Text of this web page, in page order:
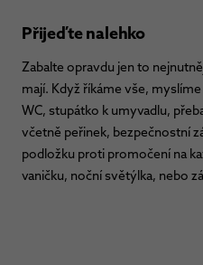
Přijeďte nalehko
Zabalte opravdu jen to
mají. Když říkáme vše,
WC, stupátko k umyvadlu,
včetně peřinek, bezpečnostní
podložku proti promočení na
vaničku, noční světýlka, nebo